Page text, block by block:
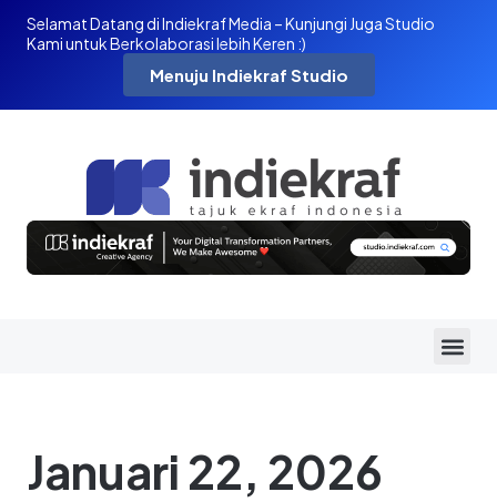
Selamat Datang di Indiekraf Media – Kunjungi Juga Studio
Kami untuk Berkolaborasi lebih Keren :)
Menuju Indiekraf Studio
Januari 22, 2026